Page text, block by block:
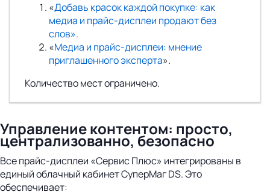
«Добавь красок каждой покупке: как
медиа и прайс-дисплеи продают без
слов».
«Медиа и прайс-дисплеи: мнение
приглашенного эксперта».
Количество мест ограничено.
Управление контентом: просто,
централизованно, безопасно
Все прайс-дисплеи «Сервис Плюс» интегрированы в
единый облачный кабинет СуперМаг DS. Это
обеспечивает: